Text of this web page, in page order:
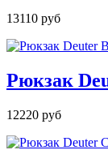
13110 руб
Рюкзак
12220 руб